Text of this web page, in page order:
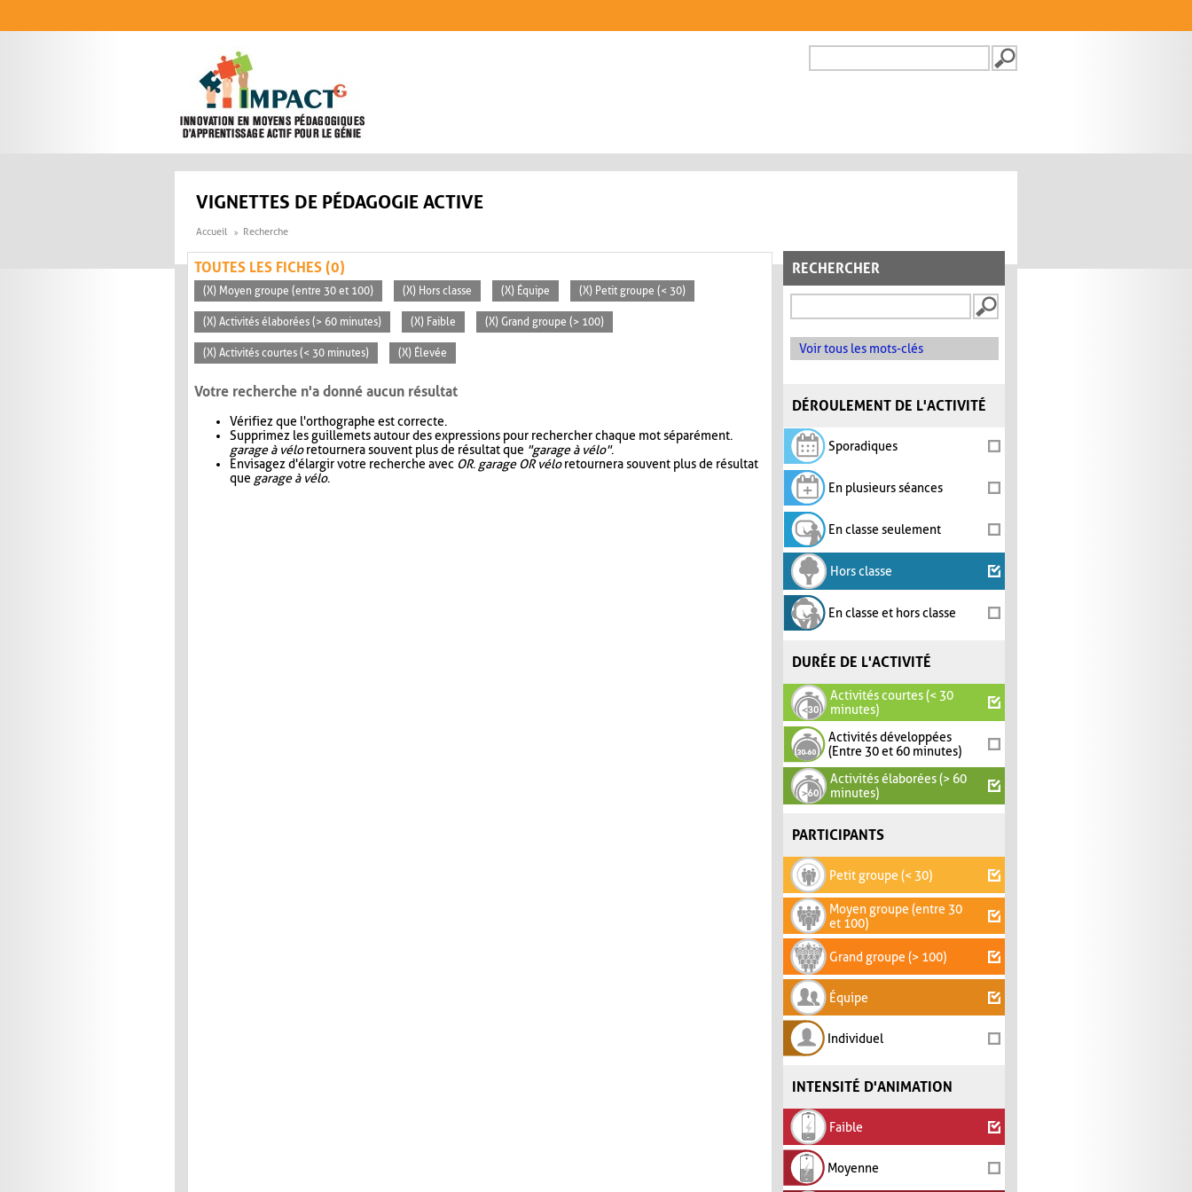
FORMULAIRE DE
VIGNETTES DE PÉDAGOGIE ACTIVE
Accueil Recherche
RECHERCHER
Voir tous les mots-clés
DÉROULEMENT DE L'ACTIVITÉ
Sporadiques
En plusieurs séances
En classe seulement
Hors classe
En classe et hors classe
DURÉE DE L'ACTIVITÉ
Activités courtes (< 30
minutes)
Activités développées
(Entre 30 et 60 minutes)
Activités élaborées (> 60
minutes)
PARTICIPANTS
Petit groupe (< 30)
Moyen groupe (entre 30
et 100)
Grand groupe (> 100)
Équipe
Individuel
INTENSITÉ D'ANIMATION
Faible
Moyenne
TOUTES LES FICHES (0)
(X) Moyen groupe (entre 30 et 100) (X) Hors classe (X) Équipe (X) Petit groupe (< 30)
(X) Activités élaborées (> 60 minutes) (X) Faible (X) Grand groupe (> 100)
(X) Activités courtes (< 30 minutes) (X) Élevée
Votre recherche n'a donné aucun résultat
Vérifiez que l'orthographe est correcte.
Supprimez les guillemets autour des expressions pour rechercher chaque mot séparément.
garage à véloretournera souvent plus de résultat que "garage à vélo".
Envisagez d'élargir votre recherche avec OR. garage OR véloretournera souvent plus de résultat
que garage à vélo.